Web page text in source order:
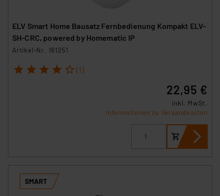
ELV Smart Home Bausatz Fernbedienung Kompakt ELV-
SH-CRC, powered by Homematic IP
Artikel-Nr. 161251
1 2 3 4 5 (1)
22,95 €
inkl. MwSt.
Informationen zu Versandkosten